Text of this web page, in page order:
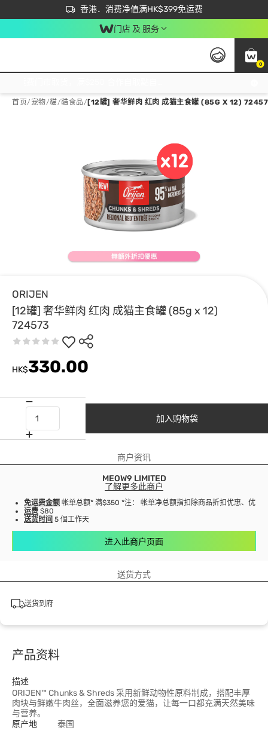
香港．消费净值满HK$399免运费
立即成为易赏钱会员尽享独家优惠
首次APP下单买满$450 输入 NEWAPP 即减$50
门店 及 服务
0
首页/ 宠物/貓/貓食品/ [12罐] 奢华鲜肉 红肉 成猫主食罐 (85G X 12)
ORIJEN
[12罐] 奢华鲜肉 红肉 成猫主食罐 (85g x 12)
724573
HK$330.00
加入购物袋
商户资讯
MEOW9 LIMITED
了解更多此商户
免运费金额 帐单总额* 满$350 *注： 帐单净总额指扣除商品折扣优惠、优惠
运费 $80
送货时间 5 個工作天
进入此商户页面
送货方式
送货到府
产品资料
描述
ORIJEN™ Chunks & Shreds 采用新鲜动物性原料制成，搭配丰厚
肉块与鲜嫩牛肉丝，全面滋养您的爱猫，让每一口都充满天然美味
与营养。
原产地
泰国